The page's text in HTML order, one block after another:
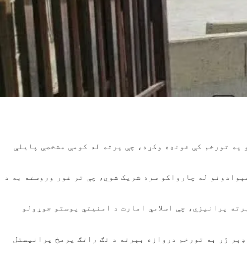
د افغانستان او پاکستان سوداګرو په تورخم کې غونډه وکړه، چې پرته له کومې مشخصې پایلې
له چارواکو سره شریک شوي، چې تر غور وروسته به د
پرانیزي، چې اسلامي امارت د امنیتي پوستو جوړولو
ژر به تورخم دروازه بېرته د تګ راتګ پرمخ پرانیستل